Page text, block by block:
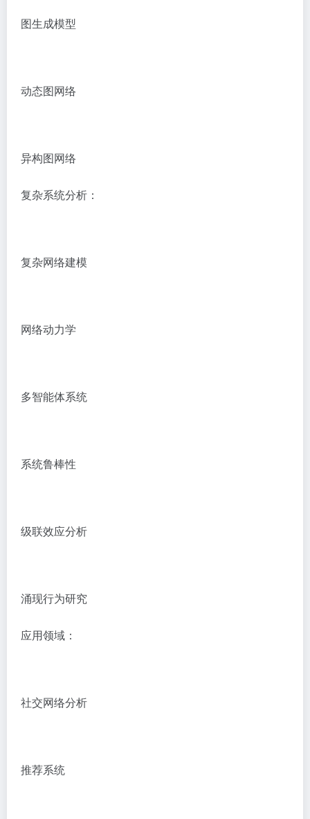
图生成模型
动态图网络
异构图网络
复杂系统分析：
复杂网络建模
网络动力学
多智能体系统
系统鲁棒性
级联效应分析
涌现行为研究
应用领域：
社交网络分析
推荐系统